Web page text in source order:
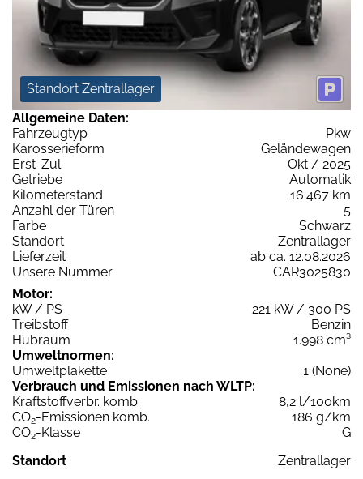
Standort Zentrallager
Allgemeine Daten:
Fahrzeugtyp
Pkw
Karosserieform
Geländewagen
Erst-Zul.
Okt / 2025
Getriebe
Automatik
Kilometerstand
16.467 km
Anzahl der Türen
5
Farbe
Schwarz
Standort
Zentrallager
Lieferzeit
ab ca. 12.08.2026
Unsere Nummer
CAR3025830
Motor:
kW / PS
221 kW / 300 PS
Treibstoff
Benzin
Hubraum
1.998 cm³
Umweltnormen:
Umweltplakette
1 (None)
Verbrauch und Emissionen nach WLTP:
Kraftstoffverbr. komb.
8,2 l/100km
CO2-Emissionen komb.
186 g/km
CO2-Klasse
G
Standort
Zentrallager